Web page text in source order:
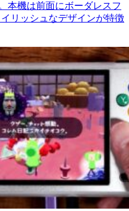
本機は前面にボーダレスフ
リッシュなデザインが特徴